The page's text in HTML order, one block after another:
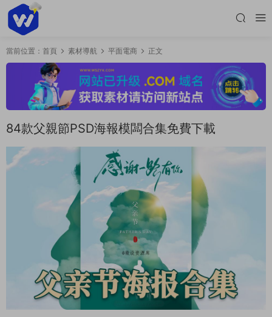
當前位置： 首頁 素材導航 平面電商 正文
84款父親節PSD海報模闆合集免費下載